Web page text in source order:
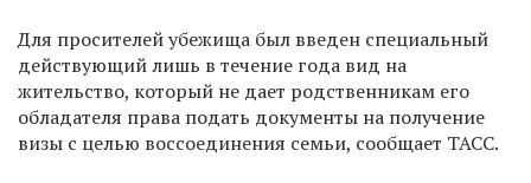
Для просителей убежища был введен специальный
действующий лишь в течение года вид на
жительство, который не дает родственникам его
обладателя права подать документы на получение
визы с целью воссоединения семьи, сообщает ТАСС.